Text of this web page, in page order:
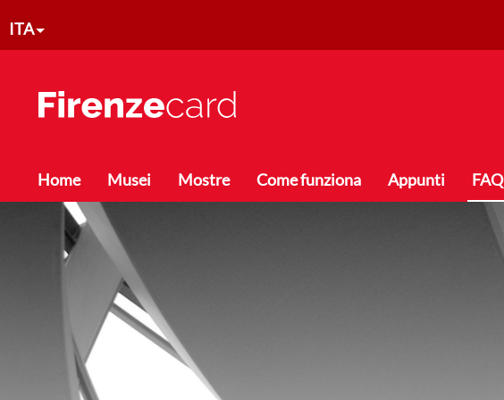
ITA
Toggle menu
Home Musei Mostre Come funziona Appunti FAQ